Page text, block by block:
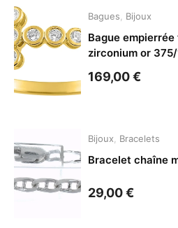
Bagues Bijoux
Bague
zirconium or
169,00€
Bijoux Bracelets
Bracelet chaîne
29,00€